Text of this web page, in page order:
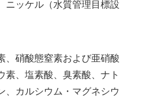
ニッケル（水質管理目標設
、硝酸態窒素および亜硝酸
素、塩素酸、臭素酸、ナト
、カルシウム・マグネシウ